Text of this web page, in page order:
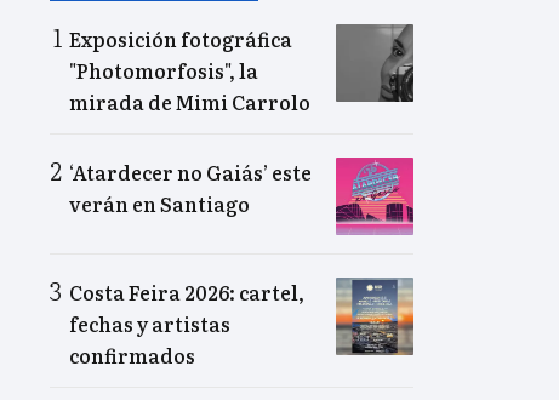
Exposición fotográfica
"Photomorfosis", la
mirada de Mimi Carrolo
‘Atardecer no Gaiás’ este
verán en Santiago
Costa Feira 2026: cartel,
fechas y artistas
confirmados